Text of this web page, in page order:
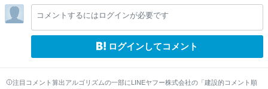
lo
w
lo
w
lo
w
コメントするにはログインが必要です
ログインしてコメント
注目コメント算出アルゴリズムの一部にLINEヤフー株式会社の「建設的コメント順